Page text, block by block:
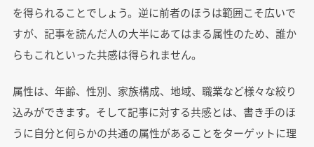
を得られることでしょう。逆に前者のほうは範囲こそ広いで
すが、記事を読んだ人の大半にあてはまる属性のため、誰か
らもこれといった共感は得られません。
属性は、年齢、性別、家族構成、地域、職業など様々な絞り
込みができます。そして記事に対する共感とは、書き手のほ
うに自分と何らかの共通の属性があることをターゲットに理